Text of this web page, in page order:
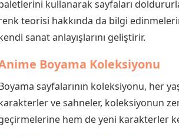
kullanarak sayfaları
teorisi hakkında da bilgi
sanat anlayışlarını geliştirir.
Boyama Koleksiyonu
sayfalarının koleksiyonu, her
ve sahneler, koleksiyonun
hem de yeni karakterler